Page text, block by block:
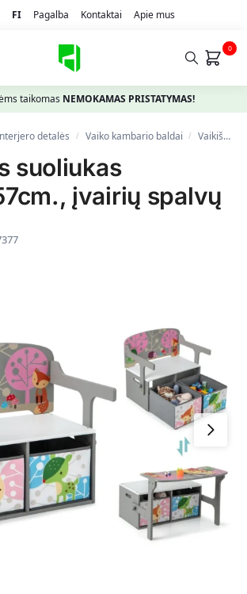
FI Pagalba Kontaktai Apie mus
0
taikomas NEMOKAMAS PRISTATYMAS!
detalės / Vaiko kambario baldai / Vaikiški sėdmaišiai, foteliai, pufai
suoliukas
įvairių spalvų